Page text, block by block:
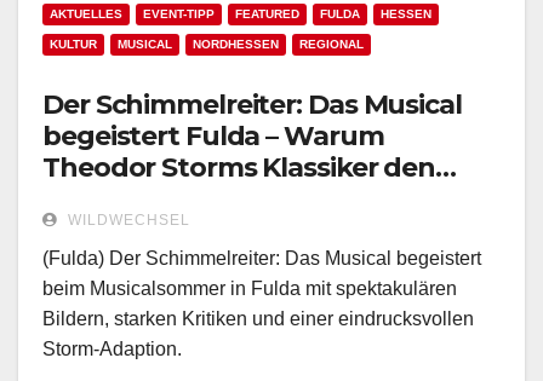
AKTUELLES EVENT-TIPP FEATURED FULDA HESSEN
KULTUR MUSICAL NORDHESSEN REGIONAL
Der Schimmelreiter: Das Musical
begeistert Fulda – Warum
Theodor Storms Klassiker den
WILDWECHSEL
(Fulda) Der Schimmelreiter: Das Musical begeistert
beim Musicalsommer in Fulda mit spektakulären
Bildern, starken Kritiken und einer eindrucksvollen
Storm-Adaption.